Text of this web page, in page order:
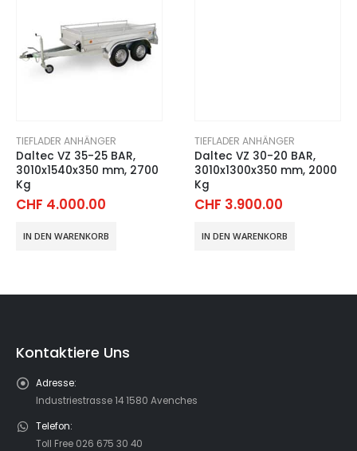
TIEFLADER ANHÄNGER
Daltec VZ 35-25 BAR,
3010x1540x350 mm, 2700
Kg
CHF 4.000.00
IN DEN WARENKORB
TIEFLADER ANHÄNGER
Daltec VZ 30-20 BAR,
3010x1300x350 mm, 2000
Kg
CHF 3.900.00
IN DEN WARENKORB
Kontaktiere Uns
Adresse:
Industriestrasse 14 1580 Avenches
Telefon:
Toll Free 026 675 30 40